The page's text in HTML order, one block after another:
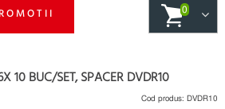
0
10 BUC/SET, SPACER DVDR10
Cod produs: DVDR10